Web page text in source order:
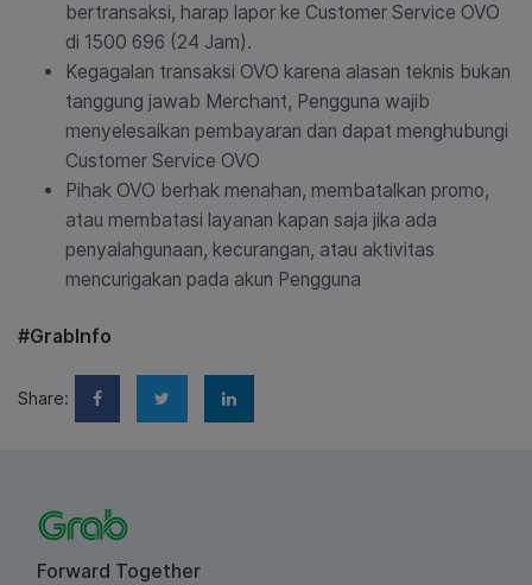
bertransaksi, harap lapor ke Customer Service OVO
di 1500 696 (24 Jam).
Kegagalan transaksi OVO karena alasan teknis bukan
tanggung jawab Merchant, Pengguna wajib
menyelesaikan pembayaran dan dapat menghubungi
Customer Service OVO
Pihak OVO berhak menahan, membatalkan promo,
atau membatasi layanan kapan saja jika ada
penyalahgunaan, kecurangan, atau aktivitas
mencurigakan pada akun Pengguna
#GrabInfo
Share:
Forward Together